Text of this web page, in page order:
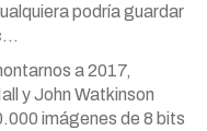
podría guardar
a 2017,
y John Watkinson
imágenes de 8 bits